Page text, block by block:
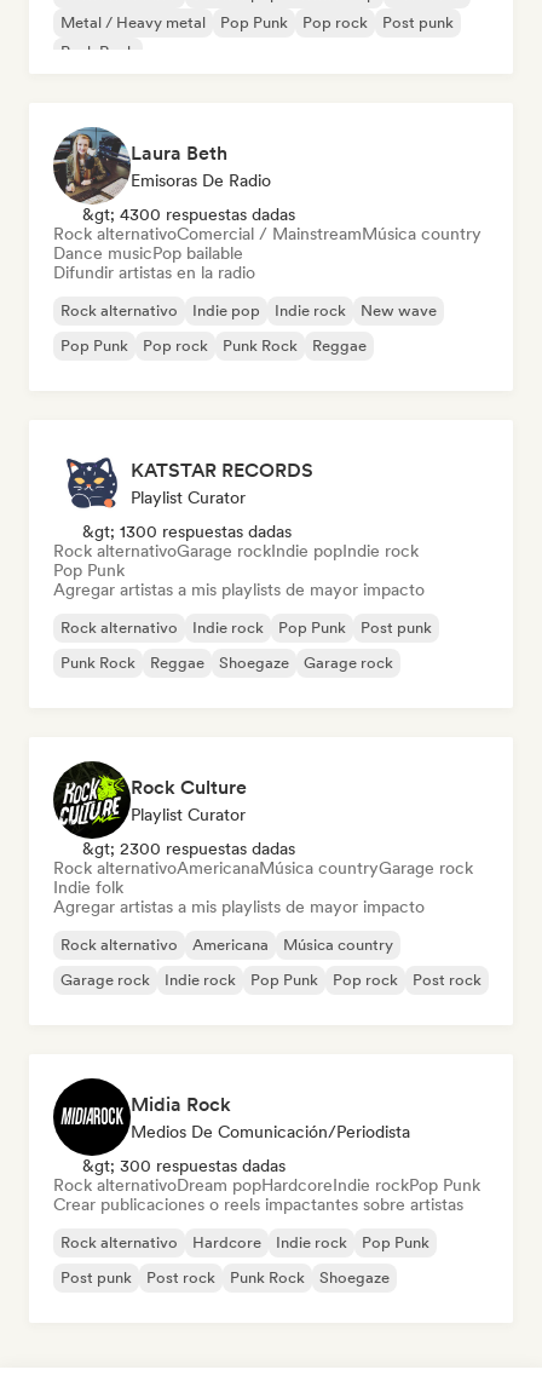
Metal / Heavy metal
Pop Punk Pop rock
Post punk
Punk Rock
Laura Beth
Emisoras De Radio
&gt; 4300 respuestas dadas
Rock alternativoComercial / MainstreamMúsica country
Dance musicPop bailable
Difundir artistas en la radio
Rock alternativo Indie pop Indie rock
New wave
Pop Punk
Pop rock Punk Rock Reggae
KATSTAR RECORDS
Playlist Curator
&gt; 1300 respuestas dadas
Rock alternativoGarage rockIndie popIndie rock
Pop Punk
Agregar artistas a mis playlists de mayor impacto
Rock alternativo Indie rock Pop Punk
Post punk
Punk Rock
Reggae Shoegaze Garage rock
Rock Culture
Playlist Curator
&gt; 2300 respuestas dadas
Rock alternativoAmericanaMúsica countryGarage rock
Indie folk
Agregar artistas a mis playlists de mayor impacto
Rock alternativo Americana
Música country
Garage rock
Indie rock Pop Punk Pop rock Post rock
Midia Rock
Medios De Comunicación/Periodista
&gt; 300 respuestas dadas
Rock alternativoDream popHardcoreIndie rockPop Punk
Crear publicaciones o reels impactantes sobre artistas
Rock alternativo Hardcore Indie rock
Pop Punk
Post punk
Post rock Punk Rock Shoegaze